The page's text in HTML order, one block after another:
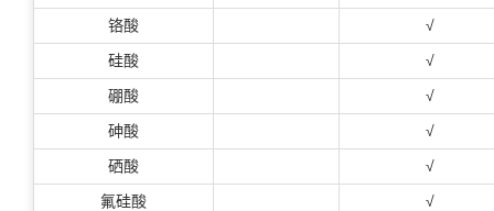
铬酸
√
硅酸
√
硼酸
√
砷酸
√
硒酸
√
氟硅酸
√